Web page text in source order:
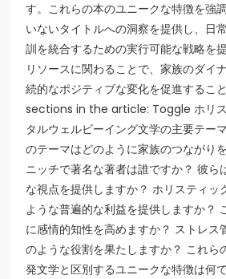
す。これらの本のユニークな特徴を強
いないタイトルへの洞察を提供し、日
訓を統合するための実行可能な戦略を
リソースに関わることで、家族のダイ
続的なポジティブな変化を促進するこ
sections in the article: Toggle ホリス
タルウェルビーイング文学の主要テー
のテーマはどのように家族のつながり
ニッチで著名な著者は誰ですか？ 彼ら
な視点を提供しますか？ ホリスティッ
ような普遍的な利益を提供しますか？
に感情的知性を高めますか？ ストレス
のような役割を果たしますか？ これら
発文学と区別するユニークな特徴は何